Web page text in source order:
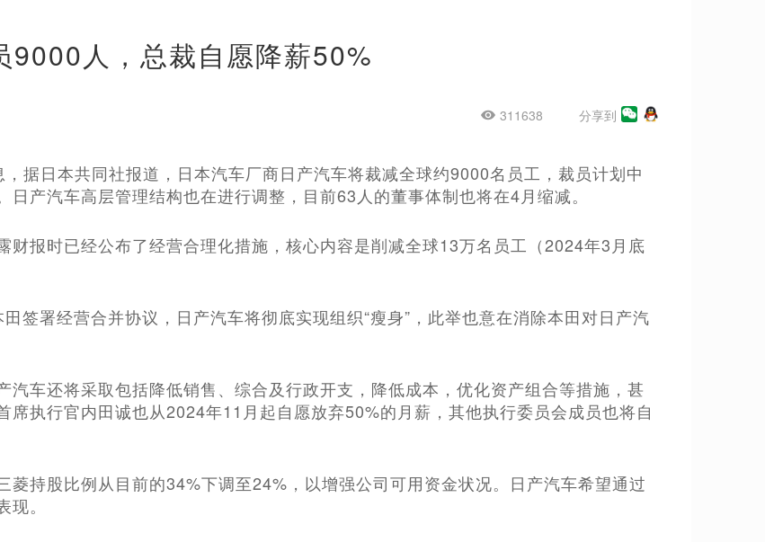
9000人，总裁自愿降薪50%
311638 分享到
据日本共同社报道，日本汽车厂商日产汽车将裁减全球约9000名员工，裁员计划中
日产汽车高层管理结构也在进行调整，目前63人的董事体制也将在4月缩减。
财报时已经公布了经营合理化措施，核心内容是削减全球13万名员工（2024年3月底
签署经营合并协议，日产汽车将彻底实现组织“瘦身”，此举也意在消除本田对日产汽
汽车还将采取包括降低销售、综合及行政开支，降低成本，优化资产组合等措施，甚
席执行官内田诚也从2024年11月起自愿放弃50%的月薪，其他执行委员会成员也将自
菱持股比例从目前的34%下调至24%，以增强公司可用资金状况。日产汽车希望通过
。